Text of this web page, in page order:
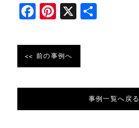
F
c
e
o
o
Pi
er
e
X 共
<< 前の事例へ
事例一覧へ戻る